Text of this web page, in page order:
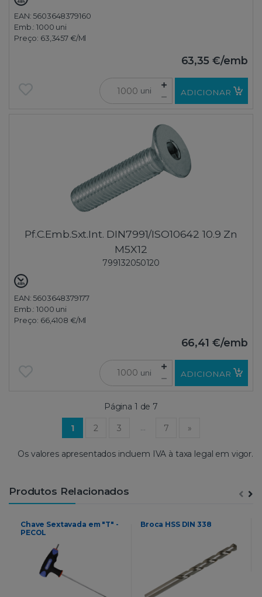
EAN: 5603648379160
Emb.:1000 uni
Preço: 63,3457 €/Ml
63,35 €/emb
uni ADICIONAR
Pf.C.Emb.Sxt.Int. DIN7991/ISO10642 10.9 Zn
M5X12
799132050120
EAN: 5603648379177
Emb.:1000 uni
Preço: 66,4108 €/Ml
66,41 €/emb
uni ADICIONAR
Página 1 de 7
1(current)
2 3 … 7 »
Os valores apresentados incluem IVA à taxa legal em vigor.
Produtos Relacionados
Chave Sextavada em "T" -
PECOL
Broca HSS DIN 338